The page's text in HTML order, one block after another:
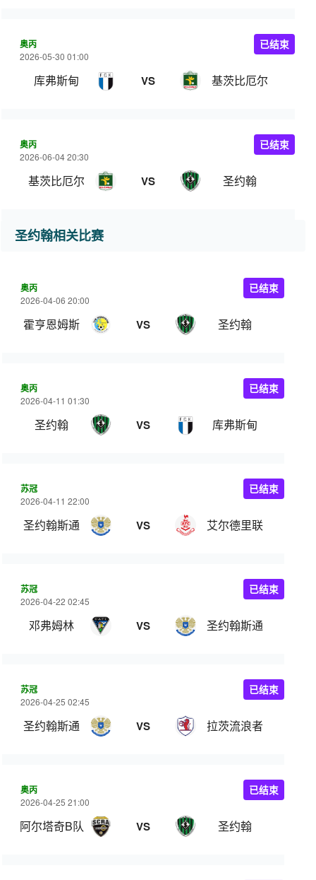
奥丙
2026-05-30 01:00
库弗斯甸 VS 基茨比厄尔
已结束
奥丙
2026-06-04 20:30
基茨比厄尔 VS 圣约翰
已结束
圣约翰相关比赛
奥丙
2026-04-06 20:00
霍亨恩姆斯 VS 圣约翰
已结束
奥丙
2026-04-11 01:30
圣约翰 VS 库弗斯甸
已结束
苏冠
2026-04-11 22:00
圣约翰斯通 VS 艾尔德里联
已结束
苏冠
2026-04-22 02:45
邓弗姆林 VS 圣约翰斯通
已结束
苏冠
2026-04-25 02:45
圣约翰斯通 VS 拉茨流浪者
已结束
奥丙
2026-04-25 21:00
阿尔塔奇B队 VS 圣约翰
已结束